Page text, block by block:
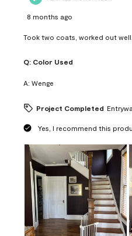
8 months ago
Took two coats, worked out
Q: Color Used
A: Wenge
Project Completed
Yes, I recommend this